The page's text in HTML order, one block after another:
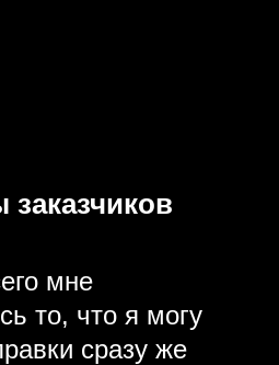
мне
то, что я могу
сразу же